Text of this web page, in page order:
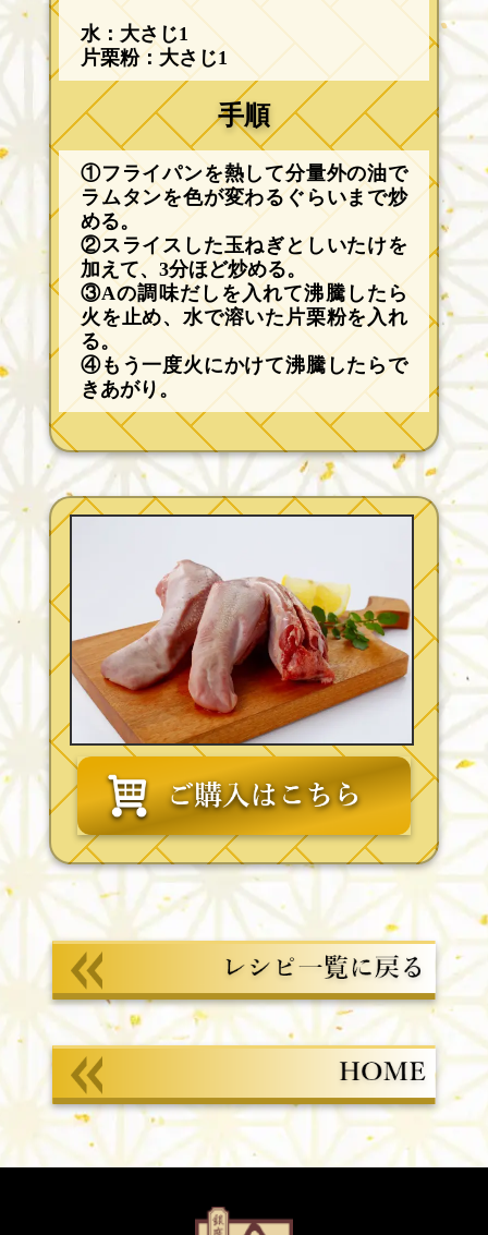
水：大さじ1
片栗粉：大さじ1
手順
①フライパンを熱して分量外の油で
ラムタンを色が変わるぐらいまで炒
める。
②スライスした玉ねぎとしいたけを
加えて、3分ほど炒める。
③Aの調味だしを入れて沸騰したら
火を止め、水で溶いた片栗粉を入れ
る。
④もう一度火にかけて沸騰したらで
きあがり。